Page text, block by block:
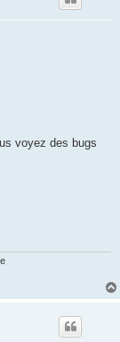
voyez des bugs